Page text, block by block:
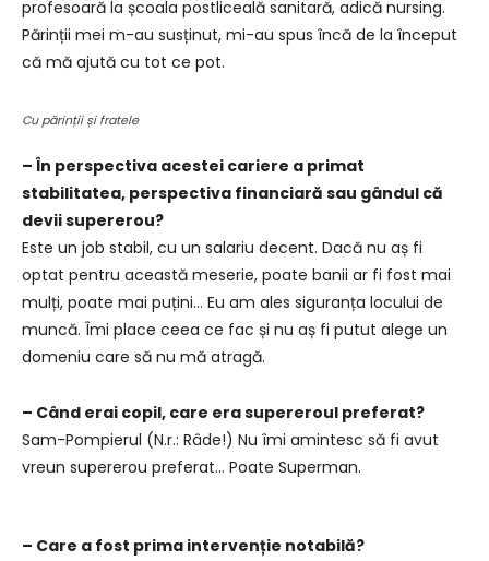
profesoară la școala postliceală sanitară, adică nursing.
Părinții mei m-au susținut, mi-au spus încă de la început
că mă ajută cu tot ce pot.
Cu părinții și fratele
– În perspectiva acestei cariere a primat
stabilitatea, perspectiva financiară sau gândul că
devii supererou?
Este un job stabil, cu un salariu decent. Dacă nu aș fi
optat pentru această meserie, poate banii ar fi fost mai
mulți, poate mai puțini… Eu am ales siguranța locului de
muncă. Îmi place ceea ce fac și nu aș fi putut alege un
domeniu care să nu mă atragă.
– Când erai copil, care era supereroul preferat?
Sam-Pompierul (N.r.: Râde!) Nu îmi amintesc să fi avut
vreun supererou preferat… Poate Superman.
– Care a fost prima intervenție notabilă?